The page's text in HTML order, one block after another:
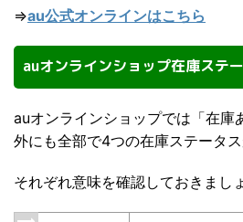
⇒au公式オンラインはこちら
auオンラインショップ在庫ステ
auオンラインショップでは「在庫
外にも全部で4つの在庫ステータス
それぞれ意味を確認しておきましょ